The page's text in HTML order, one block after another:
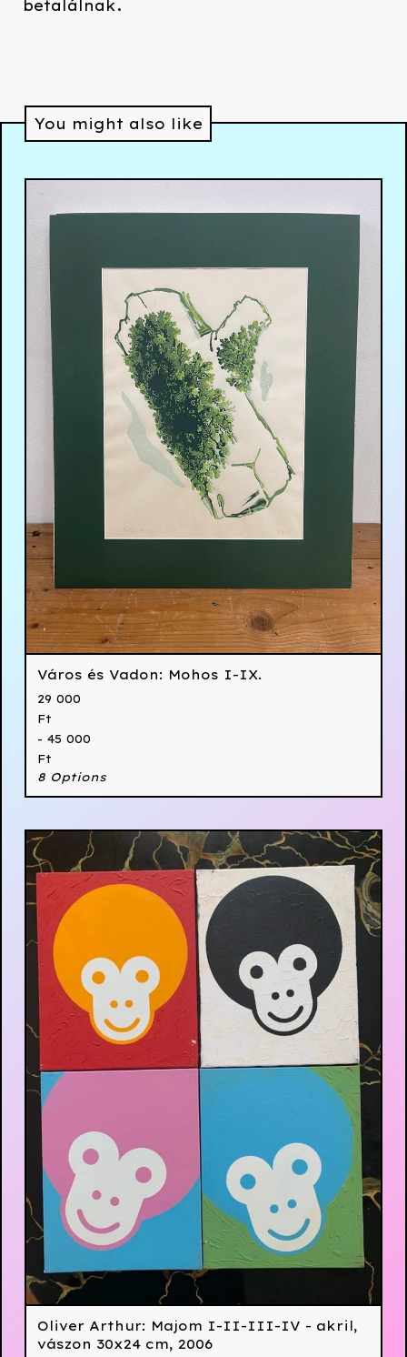
betalálnak.
You might also like
Város és Vadon: Mohos I-IX.
29 000
Ft
- 45 000
Ft
8 Options
Oliver Arthur: Majom I-II-III-IV - akril,
vászon 30x24 cm, 2006